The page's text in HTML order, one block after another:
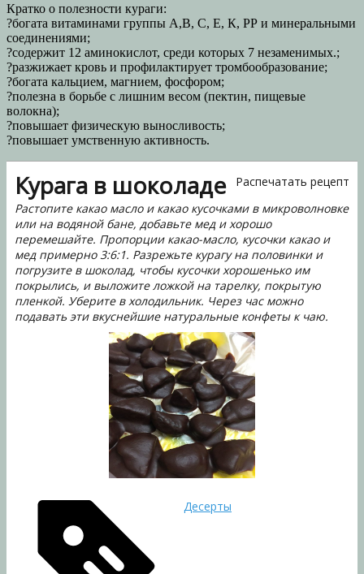
Кратко о полезности кураги:
?богата витаминами группы А,В, С, Е, К, РР и минеральными
соединениями;
?содержит 12 аминокислот, среди которых 7 незаменимых.;
?разжижает кровь и профилактирует тромбообразование;
?богата кальцием, магнием, фосфором;
?полезна в борьбе с лишним весом (пектин, пищевые
волокна);
?повышает физическую выносливость;
?повышает умственную активность.
Распечатать рецепт
Курага в шоколаде
Растопите какао масло и какао кусочками в микроволновке
или на водяной бане, добавьте мед и хорошо
перемешайте. Пропорции какао-масло, кусочки какао и
мед примерно 3:6:1. Разрежьте курагу на половинки и
погрузите в шоколад, чтобы кусочки хорошенько им
покрылись, и выложите ложкой на тарелку, покрытую
пленкой. Уберите в холодильник. Через час можно
подавать эти вкуснейшие натуральные конфеты к чаю.
Десерты